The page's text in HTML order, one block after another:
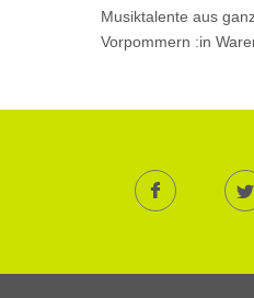
Musiktalente aus
Vorpommern :in